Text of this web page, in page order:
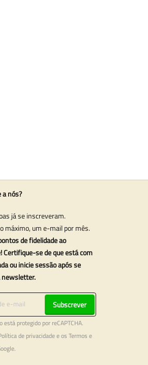
nós?
já se inscreveram.
máximo, um e-mail por mês.
de fidelidade ao
Certifique-se de que está com
ou inicie sessão após se
Subscrever
está protegido por reCAPTCHA.
de privacidadee os Termos e